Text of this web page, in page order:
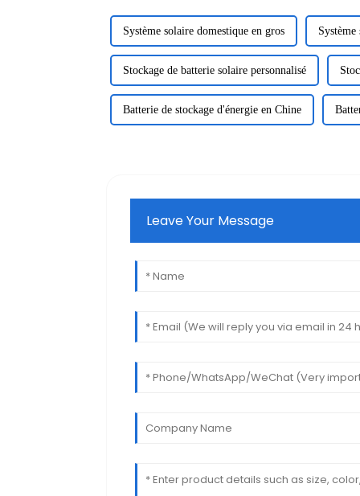
Système solaire domestique en gros
Stockage de batterie solaire personnalisé
Batterie de stockage d'énergie en Chine
Leave Your Message